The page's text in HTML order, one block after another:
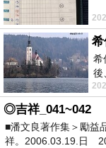
希
後
有
◎吉祥_041~042
■潘文良著作集＞勵益
祥。2006.03.19.日